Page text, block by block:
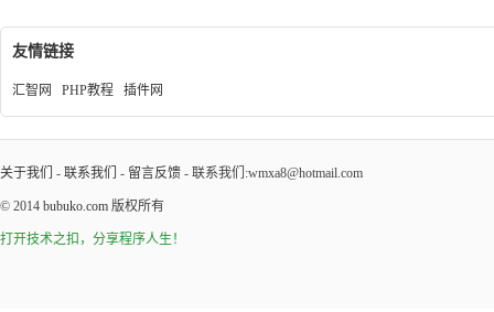
友情链接
汇智网 PHP教程 插件网
关于我们 - 联系我们 - 留言反馈 - 联系我们:wmxa8@hotmail.com
© 2014 bubuko.com 版权所有
打开技术之扣，分享程序人生！